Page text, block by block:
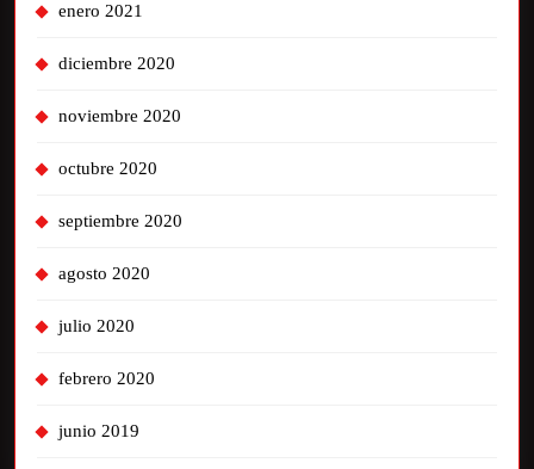
enero 2021
diciembre 2020
noviembre 2020
octubre 2020
septiembre 2020
agosto 2020
julio 2020
febrero 2020
junio 2019